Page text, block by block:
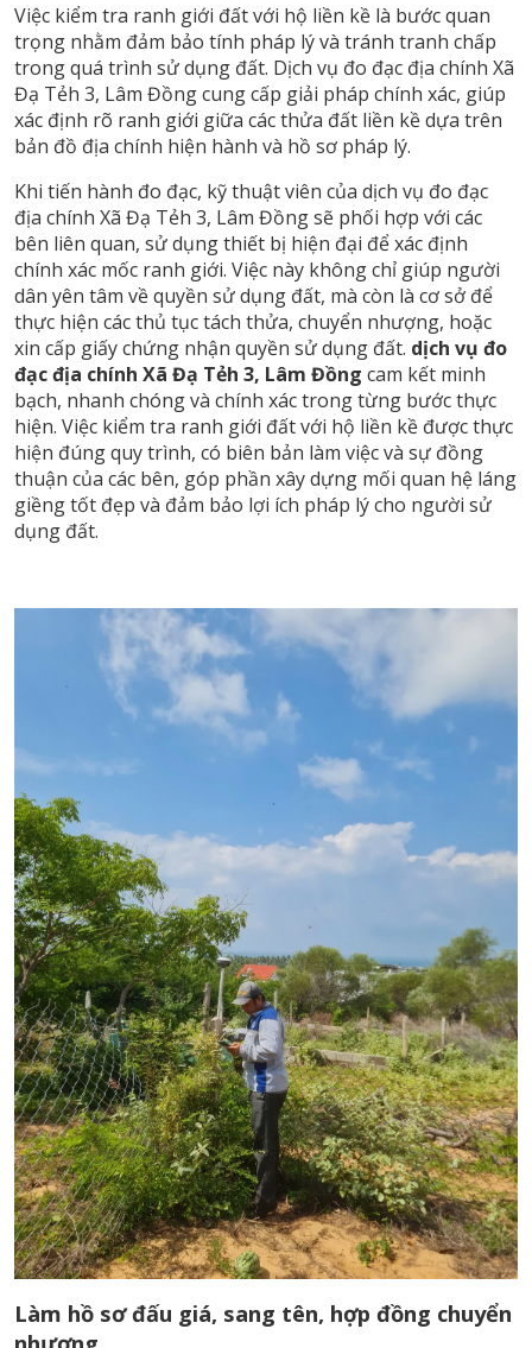
Việc kiểm tra ranh giới đất với hộ liền kề là bước quan
trọng nhằm đảm bảo tính pháp lý và tránh tranh chấp
trong quá trình sử dụng đất. Dịch vụ đo đạc địa chính Xã
Đạ Tẻh 3, Lâm Đồng cung cấp giải pháp chính xác, giúp
xác định rõ ranh giới giữa các thửa đất liền kề dựa trên
bản đồ địa chính hiện hành và hồ sơ pháp lý.
Khi tiến hành đo đạc, kỹ thuật viên của dịch vụ đo đạc
địa chính Xã Đạ Tẻh 3, Lâm Đồng sẽ phối hợp với các
bên liên quan, sử dụng thiết bị hiện đại để xác định
chính xác mốc ranh giới. Việc này không chỉ giúp người
dân yên tâm về quyền sử dụng đất, mà còn là cơ sở để
thực hiện các thủ tục tách thửa, chuyển nhượng, hoặc
xin cấp giấy chứng nhận quyền sử dụng đất. dịch vụ đo
đạc địa chính Xã Đạ Tẻh 3, Lâm Đồng cam kết minh
bạch, nhanh chóng và chính xác trong từng bước thực
hiện. Việc kiểm tra ranh giới đất với hộ liền kề được thực
hiện đúng quy trình, có biên bản làm việc và sự đồng
thuận của các bên, góp phần xây dựng mối quan hệ láng
giềng tốt đẹp và đảm bảo lợi ích pháp lý cho người sử
dụng đất.
Làm hồ sơ đấu giá, sang tên, hợp đồng chuyển